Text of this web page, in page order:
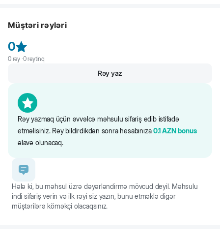
Müştəri rəyləri
0
0rəy ·0reytinq
Rəy yazmaq üçün əvvəlcə məhsulu sifariş edib istifadə
etməlisiniz. Rəy bildirdikdən sonra hesabınıza0.1 AZN bonus
əlavə olunacaq.
Rəy yaz
Hələ ki, bu məhsul üzrə dəyərləndirmə mövcud deyil. Məhsulu
indi sifariş verin və ilk rəyi siz yazın, bunu etməklə digər
müştərilərə köməkçi olacaqsınız.